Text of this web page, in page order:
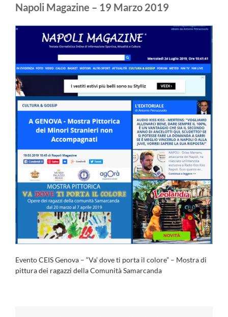
Napoli Magazine – 19 Marzo 2019
Evento CEIS Genova – “Va’ dove ti porta il colore” – Mostra di
pittura dei ragazzi della Comunità Samarcanda